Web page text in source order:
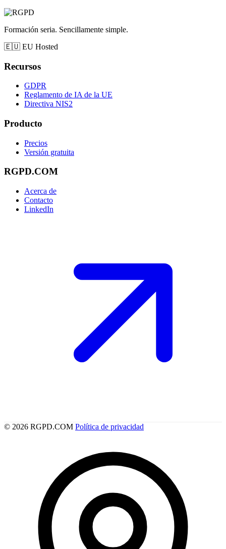
Formación seria. Sencillamente simple.
🇪🇺 EU Hosted
Recursos
GDPR
Reglamento de IA de la UE
Directiva NIS2
Producto
Precios
Versión gratuita
RGPD.COM
Acerca de
Contacto
LinkedIn
© 2026 RGPD.COM Política de privacidad